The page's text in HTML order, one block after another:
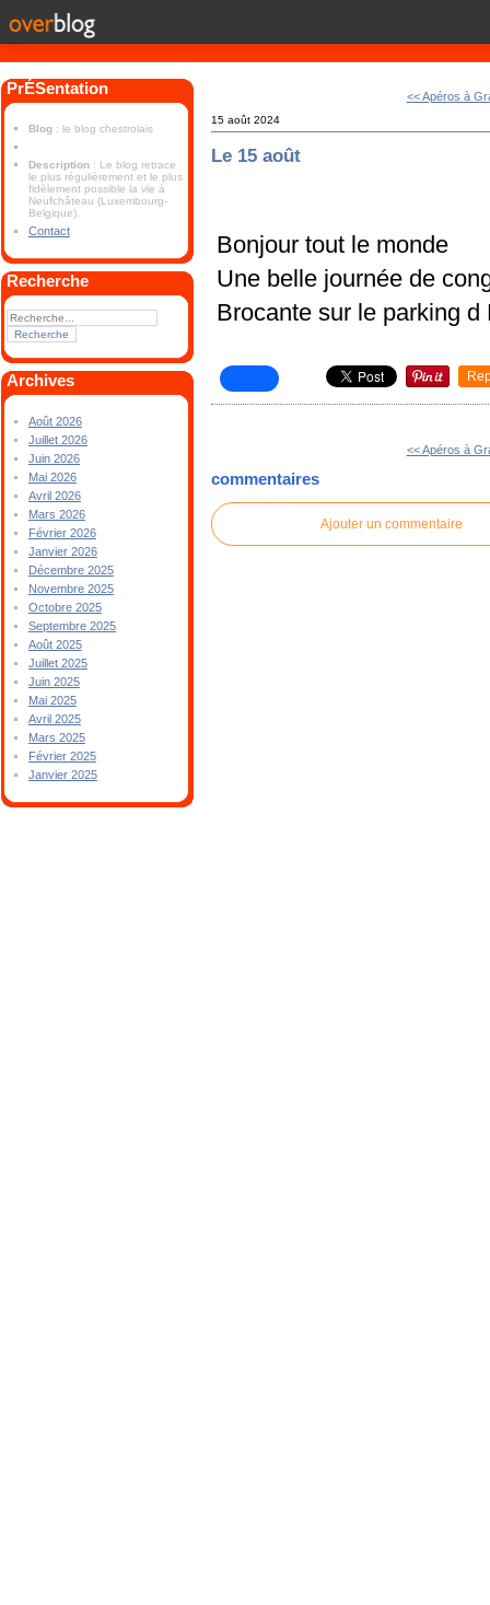
PrÉSentation
Blog : le blog chestrolais
Description : Le blog retrace
le plus régulièrement et le plus
fidèlement possible la vie à
Neufchâteau (Luxembourg-
Belgique).
Contact
Recherche
Archives
Août 2026
Juillet 2026
Juin 2026
Mai 2026
Avril 2026
Mars 2026
Février 2026
Janvier 2026
Décembre 2025
Novembre 2025
Octobre 2025
Septembre 2025
Août 2025
Juillet 2025
Juin 2025
Mai 2025
Avril 2025
Mars 2025
Février 2025
Janvier 2025
<< Apéros à
15 août 2024
Le 15 août
Bonjour tout le monde
Une belle journée de
Brocante sur le parking d
<< Apéros à
commentaires
Ajouter un commentaire